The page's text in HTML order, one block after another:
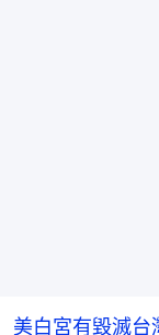
美白宮有毀滅台